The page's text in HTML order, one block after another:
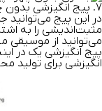
7. پیج انگیزشی بدون چهره
در این پیج می‌توانید
مثبت‌اندیشی را به
می‌توانید از موسیقی
انگیزشی برای تولید